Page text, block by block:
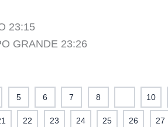
23:15
GRANDE 23:26
5 6 7 8 10
22 23 24 25 26 27